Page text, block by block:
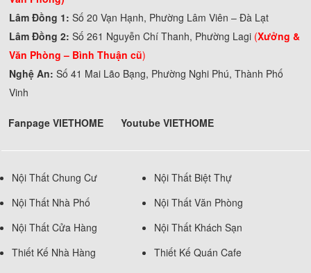
Lâm Đồng 1:Số 20 Vạn Hạnh, Phường Lâm Viên – Đà Lạt
Lâm Đồng 2:Số 261 Nguyễn Chí Thanh, Phường Lagi (Xưởng &
Văn Phòng – Bình Thuận cũ)
Nghệ An: Số 41 Mai Lão Bạng, Phường Nghi Phú, Thành Phố
Vinh
Fanpage VIETHOME Youtube VIETHOME
Nội Thất Chung Cư
Nội Thất Biệt Thự
Nội Thất Nhà Phố
Nội Thất Văn Phòng
Nội Thất Cửa Hàng
Nội Thất Khách Sạn
Thiết Kế Nhà Hàng
Thiết Kế Quán Cafe